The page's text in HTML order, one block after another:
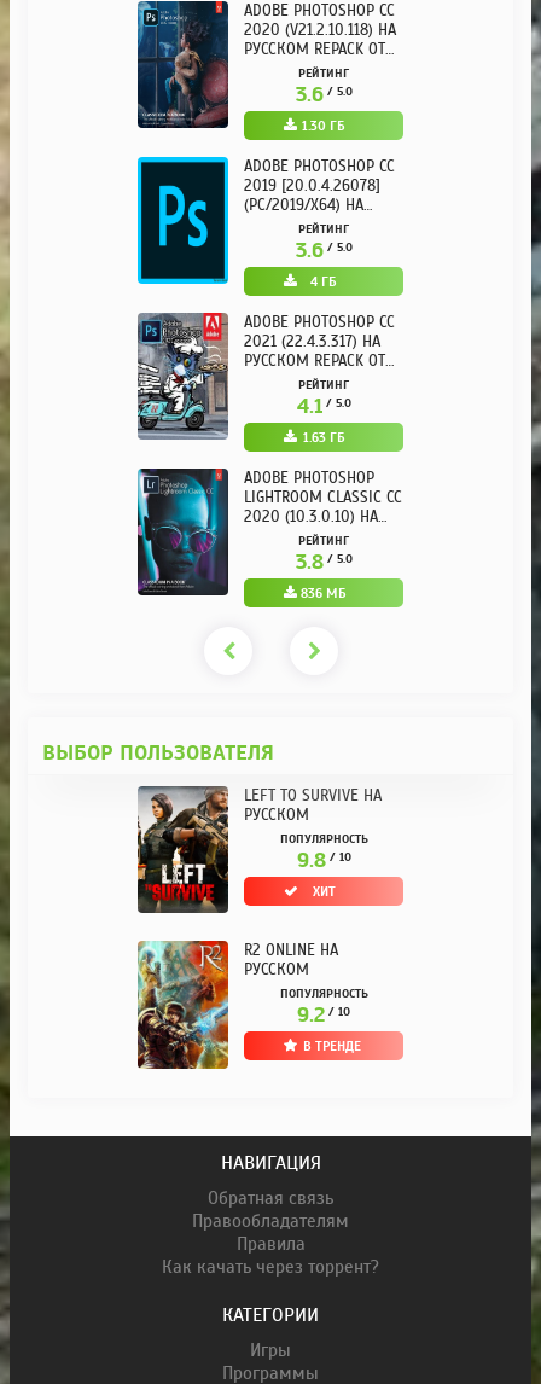
ADOBE PHOTOSHOP CC
2020 (V21.2.10.118) НА
РУССКОМ REPACK ОТ
KPOJIUKРЕЙТИНГ
3.6/ 5.0
1.30 ГБ
ADOBE PHOTOSHOP CC
2019 [20.0.4.26078]
(PC/2019/X64) НА
РУССКОМРЕЙТИНГ
3.6/ 5.0
4 ГБ
ADOBE PHOTOSHOP CC
2021 (22.4.3.317) НА
РУССКОМ REPACK ОТ
KPOJIUKРЕЙТИНГ
4.1 / 5.0
1.63 ГБ
ADOBE PHOTOSHOP
LIGHTROOM CLASSIC CC
2020 (10.3.0.10) НА
РУССКОМ REPACK ОТ
KPOJIUK
РЕЙТИНГ
3.8 / 5.0
836 МБ
ВЫБОР ПОЛЬЗОВАТЕЛЯ
LEFT TO SURVIVE НА
РУССКОМ
ПОПУЛЯРНОСТЬ
9.8 / 10
ХИТ
R2 ONLINE НА
РУССКОМ
ПОПУЛЯРНОСТЬ
9.2 / 10
В ТРЕНДЕ
НАВИГАЦИЯ
Обратная связь
Правообладателям
Правила
Как качать через торрент?
КАТЕГОРИИ
Игры
Программы